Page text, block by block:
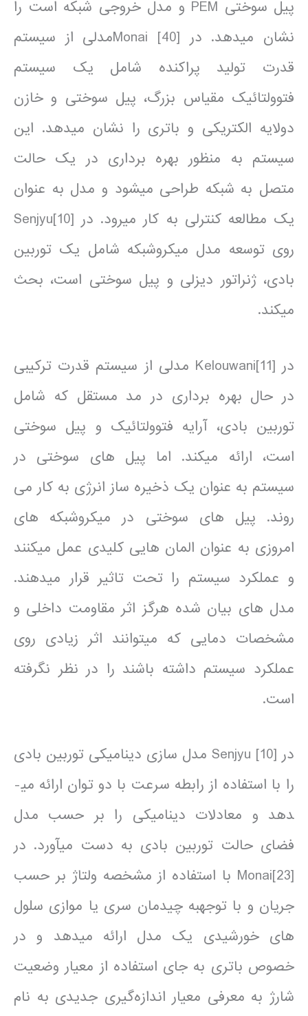
پیل سوختی PEM و مدل خروجی شبکه است را
نشان می­دهد. در [40] Monaiمدلی از سیستم
قدرت تولید پراکنده شامل یک سیستم
فتوولتائیک مقیاس بزرگ، پیل سوختی و خازن
دولایه الکتریکی و باتری را نشان می­دهد. این
سیستم به منظور بهره برداری در یک حالت
متصل به شبکه طراحی می­شود و مدل به عنوان
یک مطالعه کنترلی به کار می­رود. در [10]Senjyu
روی توسعه مدل میکروشبکه شامل یک توربین
بادی، ژنراتور دیزلی و پیل سوختی است، بحث
می­کند.
در [11]Kelouwani مدلی از سیستم قدرت ترکیبی
در حال بهره برداری در مد مستقل که شامل
توربین بادی، آرایه فتوولتائیک و پیل سوختی
است، ارائه می­کند. اما پیل های سوختی در
سیستم به عنوان یک ذخیره ساز انرژی به کار می
روند. پیل های سوختی در میکروشبکه های
امروزی به عنوان المان هایی کلیدی عمل می­کنند
و عملکرد سیستم را تحت تاثیر قرار می­دهند.
مدل های بیان شده هرگز اثر مقاومت داخلی و
مشخصات دمایی که می­توانند اثر زیادی روی
عملکرد سیستم داشته باشند را در نظر نگرفته
است.
در [10] Senjyu مدل سازی دینامیکی توربین بادی
را با استفاده از رابطه سرعت با دو توان ارائه می­
دهد و معادلات دینامیکی را بر حسب مدل
فضای حالت توربین بادی به دست می­آورد. در
[23]Monai با استفاده از مشخصه ولتاژ بر حسب
جریان و با توجهبه چیدمان سری یا موازی سلول
های خورشیدی یک مدل ارائه می­دهد و در
خصوص باتری به جای استفاده از معیار وضعیت
شارژ به معرفی معیار اندازه‌گیری جدیدی به نام